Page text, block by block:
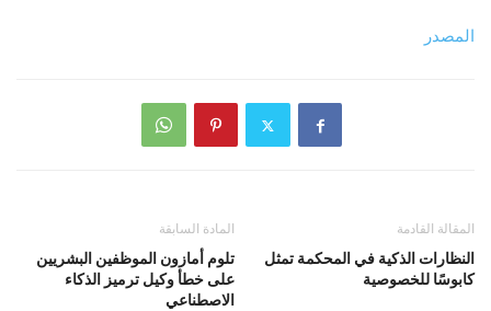
المصدر
المادة السابقة
تلوم أمازون الموظفين البشريين
على خطأ وكيل ترميز الذكاء
الاصطناعي
المقالة القادمة
النظارات الذكية في المحكمة تمثل
كابوسًا للخصوصية